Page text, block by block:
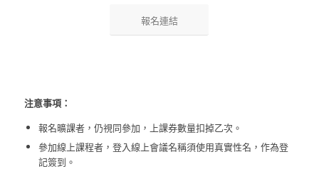
報名連結
注意事項：
報名曠課者，仍視同參加，上課券數量扣掉乙次。
參加線上課程者，登入線上會議名稱須使用真實性名，作為登
記簽到。